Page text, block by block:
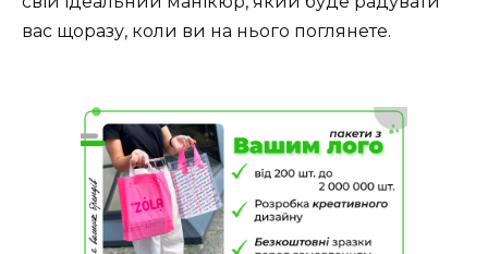
вас щоразу, коли ви на нього поглянете.